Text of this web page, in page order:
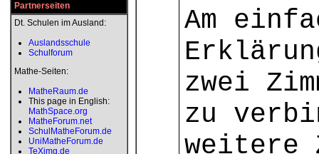
Partnerseiten
Dt. Schulen im Ausland:
Auslandsschule
Schulforum
Mathe-Seiten:
MatheRaum.de
This page in English:
MathSpace.org
MatheForum.net
SchulMatheForum.de
UniMatheForum.de
TeXimg.de
Am
zwei
zu
weitere